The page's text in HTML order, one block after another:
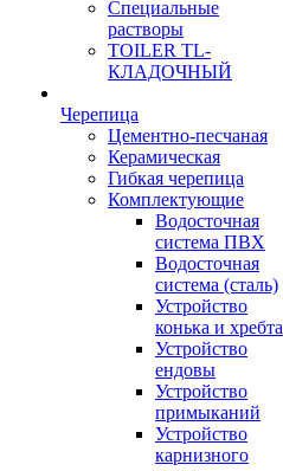
Специальные
растворы
TOILER TL-
КЛАДОЧНЫЙ
Черепица
Цементно-песчаная
Керамическая
Гибкая черепица
Комплектующие
Водосточная
система ПВХ
Водосточная
система (сталь)
Устройство
конька и хребта
Устройство
ендовы
Устройство
примыканий
Устройство
карнизного